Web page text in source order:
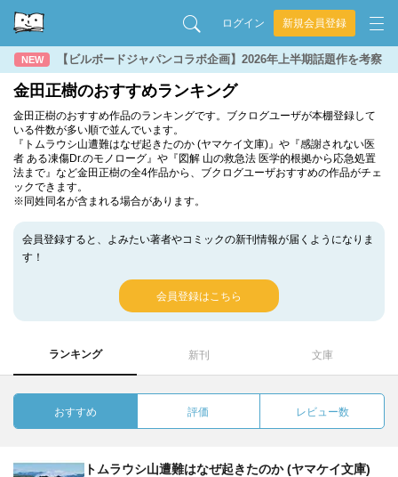
ログイン 新規会員登録
NEW 【ビルボードジャパンコラボ企画】2026年上半期話題作を考察
金田正樹のおすすめランキング
金田正樹のおすすめ作品のランキングです。ブクログユーザが本棚登録して
いる件数が多い順で並んでいます。
『トムラウシ山遭難はなぜ起きたのか (ヤマケイ文庫)』や『感謝されない医
者 ある凍傷Dr.のモノローグ』や『図解 山の救急法 医学的根拠から応急処置
法まで』など金田正樹の全4作品から、ブクログユーザおすすめの作品がチェ
ックできます。
※同姓同名が含まれる場合があります。
会員登録すると、よみたい著者やコミックの新刊情報が届くようになりま
す！
会員登録はこちら
ランキング 新刊 文庫
おすすめ 評価 レビュー数
トムラウシ山遭難はなぜ起きたのか (ヤマケイ文庫)